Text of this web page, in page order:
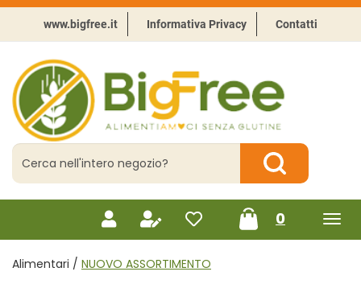
Passa
contenuto
principale
www.bigfree.it Informativa Privacy Contatti
BigFree
-
Punto
celiachia
Cerca
Prodotto
Cerca Prodotto
0prodotti
inseriti
Alimentari / NUOVO ASSORTIMENTO